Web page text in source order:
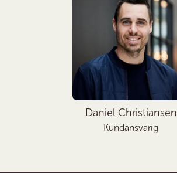
Daniel Christiansen
Kundansvarig